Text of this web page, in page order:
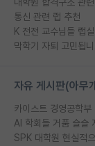
통신 관련 랩 추천
K 전전 교수님들 랩
막학기 자퇴 고민됩
자유 게시판(아무
카이스트 경영공학부
AI 학회들 거품 슬슬
SPK 대학원 현실적